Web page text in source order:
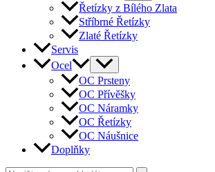
Řetízky z Bílého Zlata
Stříbrné Řetízky
Zlaté Řetízky
Servis
Ocel
OC Prsteny
OC Přívěšky
OC Náramky
OC Řetízky
OC Náušnice
Doplňky